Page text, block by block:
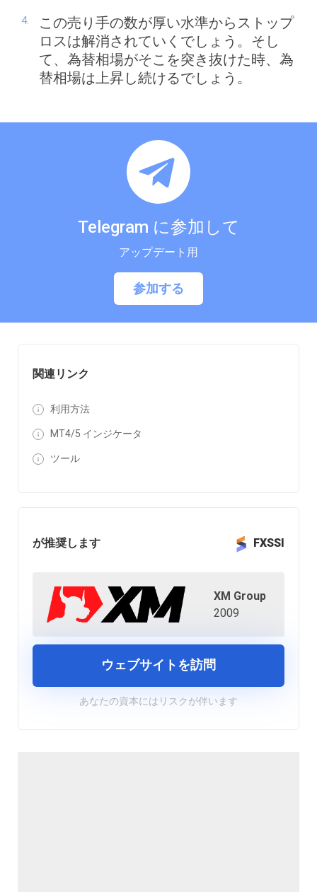
関連リンク
利用方法
MT4/5 インジケータ
ツール
が推奨します FXSSI
XM Group
2009
ウェブサイトを訪問
あなたの資本にはリスクが伴います
この売り手の数が厚い水準からストップ
ロスは解消されていくでしょう。そし
て、為替相場がそこを突き抜けた時、為
替相場は上昇し続けるでしょう。
Telegram に参加して
アップデート用
参加する